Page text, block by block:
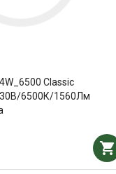
Classic
6500К/1560Лм